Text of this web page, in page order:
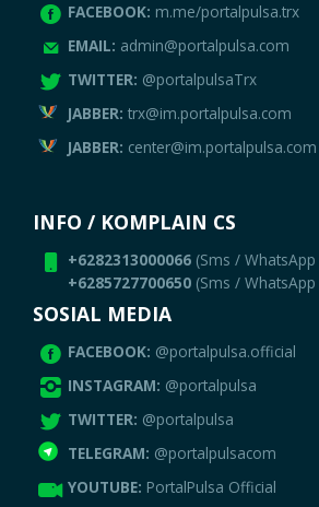
FACEBOOK: m.me/portalpulsa.trx
EMAIL: admin@portalpulsa.com
TWITTER: @portalpulsaTrx
JABBER:trx@im.portalpulsa.com
JABBER: center@im.portalpulsa.com
INFO / KOMPLAIN CS
+6282313000066 (Sms /
+6285727700650 (Sms /
SOSIAL MEDIA
FACEBOOK: @portalpulsa.official
INSTAGRAM: @portalpulsa
TWITTER: @portalpulsa
TELEGRAM: @portalpulsacom
YOUTUBE: PortalPulsa Official